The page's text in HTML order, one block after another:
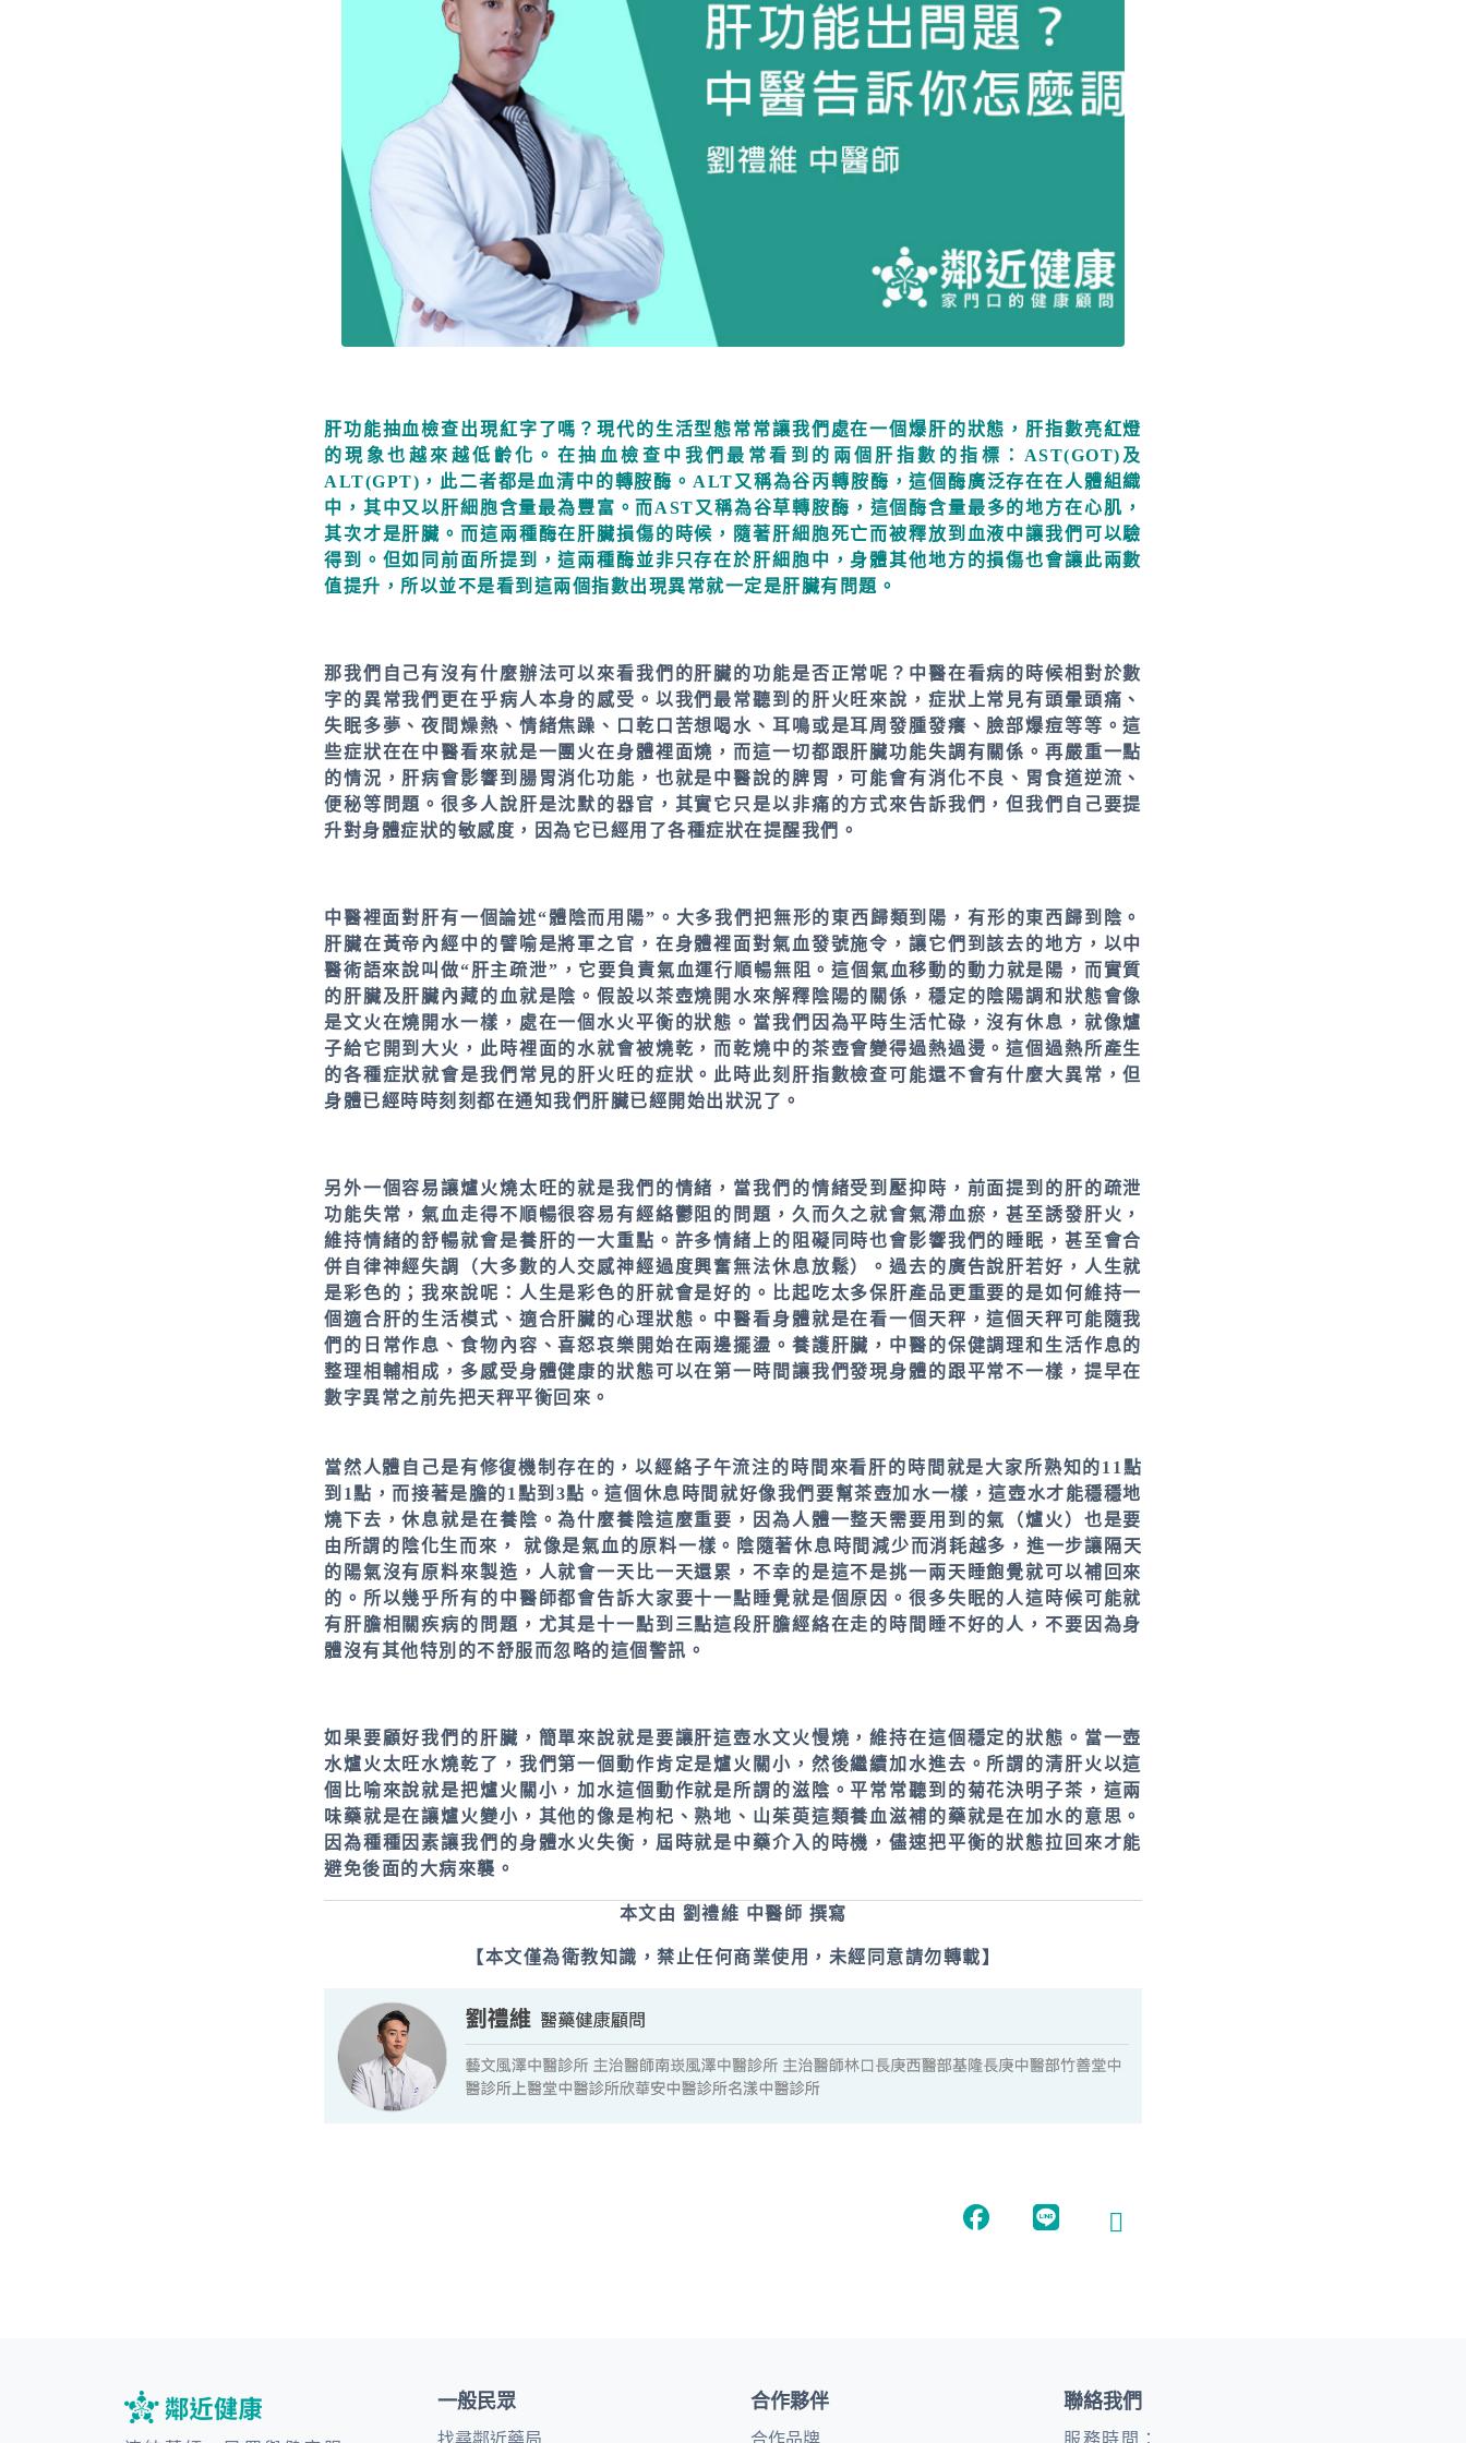
肝功能抽血檢查出現紅字了嗎？現代的生活型態常常讓我們處在一個爆肝的狀態，肝指數亮紅燈
的現象也越來越低齡化。在抽血檢查中我們最常看到的兩個肝指數的指標：AST(GOT)及
ALT(GPT)，此二者都是血清中的轉胺酶。ALT又稱為谷丙轉胺酶，這個酶廣泛存在在人體組織
中，其中又以肝細胞含量最為豐富。而AST又稱為谷草轉胺酶，這個酶含量最多的地方在心肌，
其次才是肝臟。而這兩種酶在肝臟損傷的時候，隨著肝細胞死亡而被釋放到血液中讓我們可以驗
得到。但如同前面所提到，這兩種酶並非只存在於肝細胞中，身體其他地方的損傷也會讓此兩數
值提升，所以並不是看到這兩個指數出現異常就一定是肝臟有問題。
那我們自己有沒有什麼辦法可以來看我們的肝臟的功能是否正常呢？中醫在看病的時候相對於數
字的異常我們更在乎病人本身的感受。以我們最常聽到的肝火旺來說，症狀上常見有頭暈頭痛、
失眠多夢、夜間燥熱、情緒焦躁、口乾口苦想喝水、耳鳴或是耳周發腫發癢、臉部爆痘等等。這
些症狀在在中醫看來就是一團火在身體裡面燒，而這一切都跟肝臟功能失調有關係。再嚴重一點
的情況，肝病會影響到腸胃消化功能，也就是中醫說的脾胃，可能會有消化不良、胃食道逆流、
便秘等問題。很多人說肝是沈默的器官，其實它只是以非痛的方式來告訴我們，但我們自己要提
升對身體症狀的敏感度，因為它已經用了各種症狀在提醒我們。
中醫裡面對肝有一個論述“體陰而用陽”。大多我們把無形的東西歸類到陽，有形的東西歸到陰。
肝臟在黃帝內經中的譬喻是將軍之官，在身體裡面對氣血發號施令，讓它們到該去的地方，以中
醫術語來說叫做“肝主疏泄”，它要負責氣血運行順暢無阻。這個氣血移動的動力就是陽，而實質
的肝臟及肝臟內藏的血就是陰。假設以茶壺燒開水來解釋陰陽的關係，穩定的陰陽調和狀態會像
是文火在燒開水一樣，處在一個水火平衡的狀態。當我們因為平時生活忙碌，沒有休息，就像爐
子給它開到大火，此時裡面的水就會被燒乾，而乾燒中的茶壺會變得過熱過燙。這個過熱所產生
的各種症狀就會是我們常見的肝火旺的症狀。此時此刻肝指數檢查可能還不會有什麼大異常，但
身體已經時時刻刻都在通知我們肝臟已經開始出狀況了。
另外一個容易讓爐火燒太旺的就是我們的情緒，當我們的情緒受到壓抑時，前面提到的肝的疏泄
功能失常，氣血走得不順暢很容易有經絡鬱阻的問題，久而久之就會氣滯血瘀，甚至誘發肝火，
維持情緒的舒暢就會是養肝的一大重點。許多情緒上的阻礙同時也會影響我們的睡眠，甚至會合
併自律神經失調（大多數的人交感神經過度興奮無法休息放鬆）。過去的廣告說肝若好，人生就
是彩色的；我來說呢：人生是彩色的肝就會是好的。比起吃太多保肝產品更重要的是如何維持一
個適合肝的生活模式、適合肝臟的心理狀態。中醫看身體就是在看一個天秤，這個天秤可能隨我
們的日常作息、食物內容、喜怒哀樂開始在兩邊擺盪。養護肝臟，中醫的保健調理和生活作息的
整理相輔相成，多感受身體健康的狀態可以在第一時間讓我們發現身體的跟平常不一樣，提早在
數字異常之前先把天秤平衡回來。
當然人體自己是有修復機制存在的，以經絡子午流注的時間來看肝的時間就是大家所熟知的11點
到1點，而接著是膽的1點到3點。這個休息時間就好像我們要幫茶壺加水一樣，這壺水才能穩穩地
燒下去，休息就是在養陰。為什麼養陰這麼重要，因為人體一整天需要用到的氣（爐火）也是要
由所謂的陰化生而來， 就像是氣血的原料一樣。陰隨著休息時間減少而消耗越多，進一步讓隔天
的陽氣沒有原料來製造，人就會一天比一天還累，不幸的是這不是挑一兩天睡飽覺就可以補回來
的。所以幾乎所有的中醫師都會告訴大家要十一點睡覺就是個原因。很多失眠的人這時候可能就
有肝膽相關疾病的問題，尤其是十一點到三點這段肝膽經絡在走的時間睡不好的人，不要因為身
體沒有其他特別的不舒服而忽略的這個警訊。
如果要顧好我們的肝臟，簡單來說就是要讓肝這壺水文火慢燒，維持在這個穩定的狀態。當一壺
水爐火太旺水燒乾了，我們第一個動作肯定是爐火關小，然後繼續加水進去。所謂的清肝火以這
個比喻來說就是把爐火關小，加水這個動作就是所謂的滋陰。平常常聽到的菊花決明子茶，這兩
味藥就是在讓爐火變小，其他的像是枸杞、熟地、山茱萸這類養血滋補的藥就是在加水的意思。
因為種種因素讓我們的身體水火失衡，屆時就是中藥介入的時機，儘速把平衡的狀態拉回來才能
避免後面的大病來襲。
本文由 劉禮維 中醫師 撰寫
【本文僅為衛教知識，禁止任何商業使用，未經同意請勿轉載】
一般民眾
找尋鄰近藥局
合作夥伴
合作品牌
聯絡我們
服務時間：